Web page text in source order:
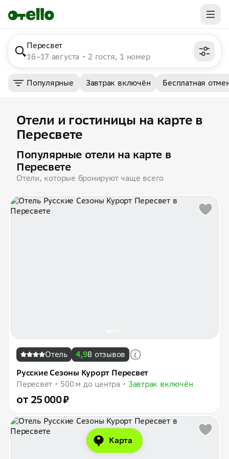
Пересвет
16–17 августа
2 гостя, 1 номер
Популярные Завтрак включён Бесплатная
Отели и гостиницы на карте в
Пересвете
Популярные отели на карте в
Пересвете
Отели, которые бронируют чаще всего
Отель 4,98 отзывов
Русские Сезоны Курорт Пересвет
Пересвет
500 м до центра Завтрак включён
от 25 000 ₽
Карта